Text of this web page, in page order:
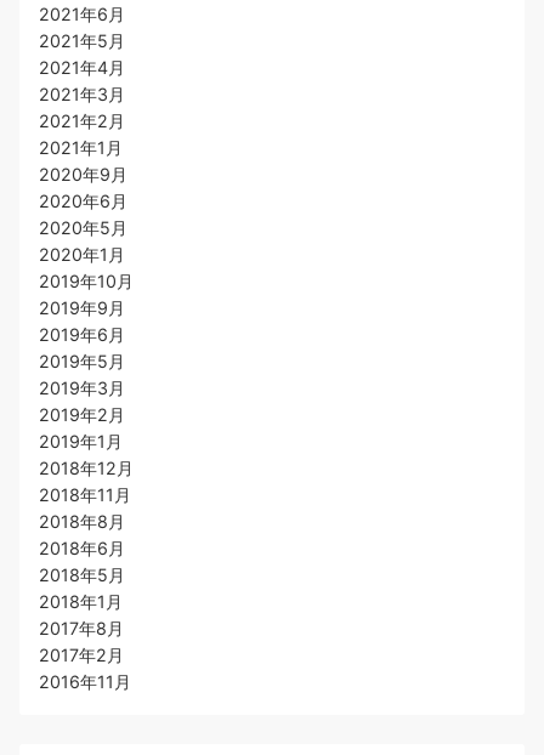
2021年6月
2021年5月
2021年4月
2021年3月
2021年2月
2021年1月
2020年9月
2020年6月
2020年5月
2020年1月
2019年10月
2019年9月
2019年6月
2019年5月
2019年3月
2019年2月
2019年1月
2018年12月
2018年11月
2018年8月
2018年6月
2018年5月
2018年1月
2017年8月
2017年2月
2016年11月